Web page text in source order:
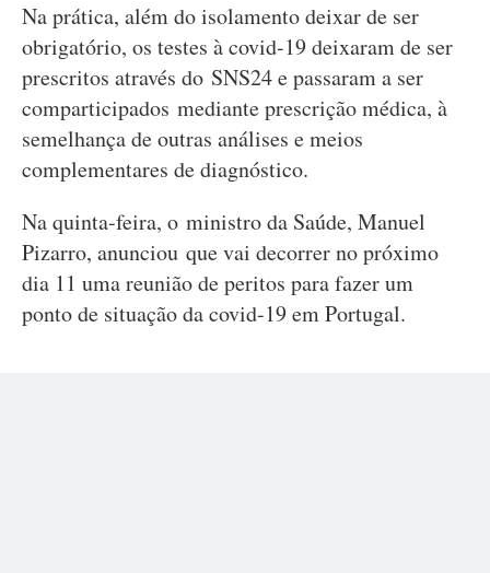
Na prática, além do isolamento deixar de ser
obrigatório, os testes à covid-19 deixaram de ser
prescritos através do SNS24 e passaram a ser
comparticipados mediante prescrição médica, à
semelhança de outras análises e meios
complementares de diagnóstico.
Na quinta-feira, o ministro da Saúde, Manuel
Pizarro, anunciou que vai decorrer no próximo
dia 11 uma reunião de peritos para fazer um
ponto de situação da covid-19 em Portugal.